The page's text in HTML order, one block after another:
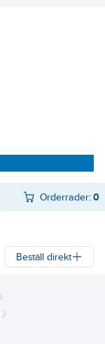
Orderrader:0
Beställ direkt